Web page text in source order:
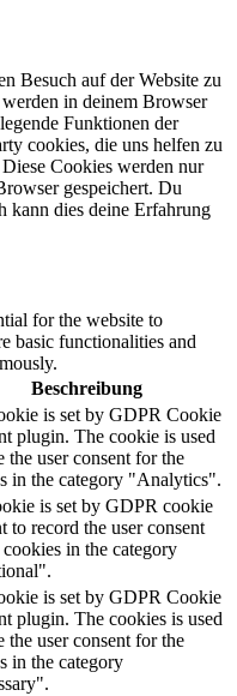
Besuch auf der Website zu
in deinem Browser
Funktionen der
cookies, die uns helfen zu
Cookies werden nur
gespeichert. Du
kann dies deine Erfahrung
for the website to
basic functionalities and
Beschreibung
is set by GDPR Cookie
plugin. The cookie is used
the user consent for the
in the category "Analytics".
is set by GDPR cookie
to record the user consent
in the category
is set by GDPR Cookie
plugin. The cookies is used
the user consent for the
in the category